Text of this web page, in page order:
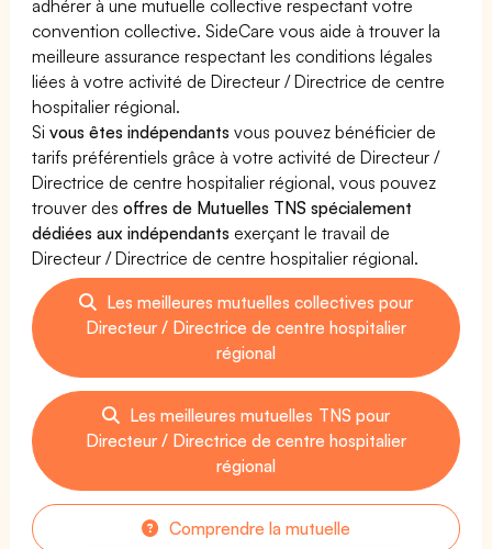
adhérer à une mutuelle collective respectant votre
convention collective. SideCare vous aide à trouver la
meilleure assurance respectant les conditions légales
liées à votre activité de Directeur / Directrice de centre
hospitalier régional.
Sivous êtes indépendants vous pouvez bénéficier de
tarifs préférentiels grâce à votre activité de Directeur /
Directrice de centre hospitalier régional, vous pouvez
trouver desoffres de Mutuelles TNS spécialement
dédiées aux indépendants exerçant le travail de
Directeur / Directrice de centre hospitalier régional.
Les meilleures mutuelles collectives pour
Directeur / Directrice de centre hospitalier
régional
Les meilleures mutuelles TNS pour
Directeur / Directrice de centre hospitalier
régional
Comprendre la mutuelle